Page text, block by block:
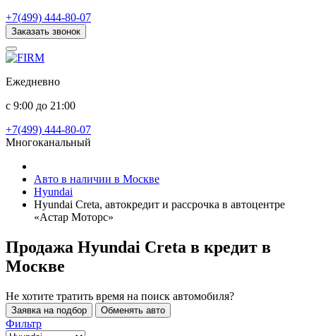
+7(499) 444-80-07
Заказать звонок
Ежедневно
с 9:00 до 21:00
+7(499) 444-80-07
Многоканальный
Авто в наличии в Москве
Hyundai
Hyundai Creta, автокредит и рассрочка в автоцентре
«Астар Моторс»
Продажа Hyundai Creta в кредит в
Москве
Не хотите тратить время на поиск автомобиля?
Заявка на подбор Обменять авто
Фильтр